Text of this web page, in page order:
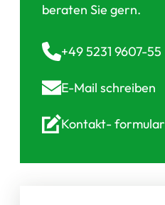
beraten Sie gern.
+49 5231 9607-55
E-Mail schreiben
Kontakt-formular